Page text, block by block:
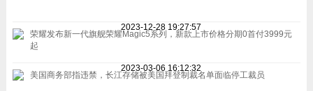
2023-12-28 19:27:57
荣耀发布新一代旗舰荣耀Magic5系列，新款上市价格分期0首付3999元
起
2023-03-06 16:12:32
美国商务部指违禁，长江存储被美国拜登制裁名单面临停工裁员